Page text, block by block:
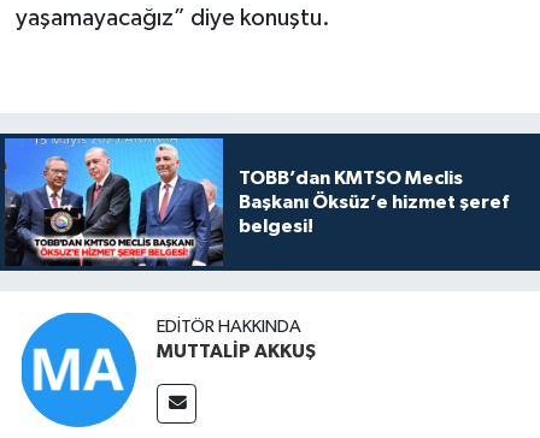
yaşamayacağız” diye konuştu.
TOBB’dan KMTSO Meclis
Başkanı Öksüz’e hizmet şeref
belgesi!
EDITÖR HAKKINDA
MUTTALİP AKKUŞ